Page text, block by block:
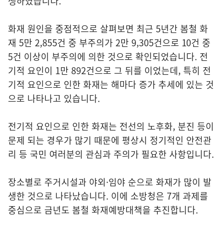
화재 원인을 중점적으로 살펴보면 최근 5년간 봄철 화
재 5만 2,855건 중 부주의가 2만 9,305건으로 10건 중
5건 이상이 부주의에 의한 것으로 확인되었습니다. 전
기적 요인이 1만 892건으로 그 뒤를 이었는데, 특히 전
기적 요인으로 인한 화재는 해마다 증가 추세에 있는 것
으로 나타나고 있습니다.
전기적 요인으로 인한 화재는 전선의 노후화, 분진 등이
문제 되는 경우가 많기 때문에 평상시 정기적인 안전관
리 등 국민 여러분의 관심과 주의가 필요한 사항입니다.
장소별로 주거시설과 야외·임야 순으로 화재가 많이 발
생한 것으로 나타났습니다. 이에 소방청은 7개 과제를
중심으로 금년도 봄철 화재예방대책을 추진합니다.